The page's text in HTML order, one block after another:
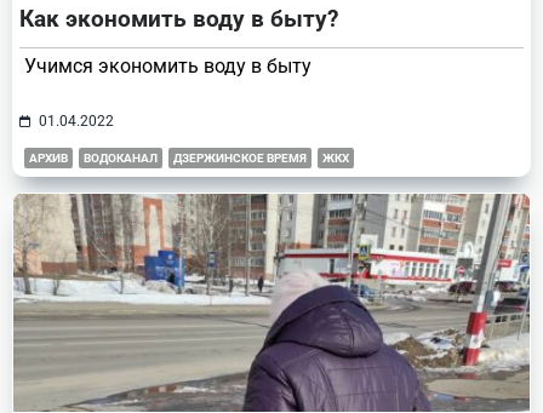
Как экономить воду в быту?
Учимся экономить воду в быту
01.04.2022
АРХИВ ВОДОКАНАЛ ДЗЕРЖИНСКОЕ ВРЕМЯ ЖКХ